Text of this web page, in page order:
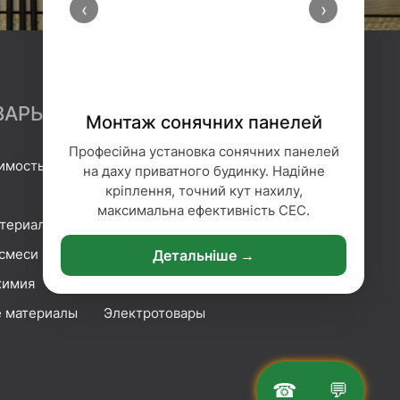
☎ 💬
‹ ›
Монтаж сонячних панелей
Професійна установка сонячних панелей
на даху приватного будинку. Надійне
кріплення, точний кут нахилу,
максимальна ефективність СЕС.
Детальніше →
материалы
Гидроизоляция
Геотекстиль
Сетка и плёнка
Электротовары